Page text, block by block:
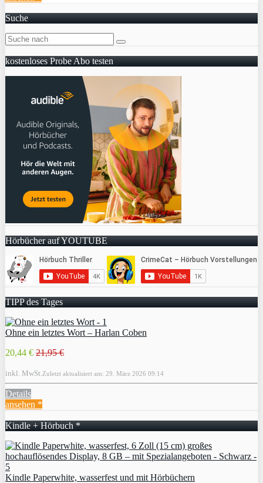
Suche
kostenloses Probe Abo testen
Hörbücher auf YOUTUBE
TIPP des Tages
Ohne ein letztes Wort – Harlan Coben
20,44 € 21,95 €
inkl. MwSt. Zuletzt aktualisiert am: 29. März 2026 09:14
Details
ansehen *
Kindle + Hörbuch *
Kindle Paperwhite, wasserfest und mit Hörbüchern